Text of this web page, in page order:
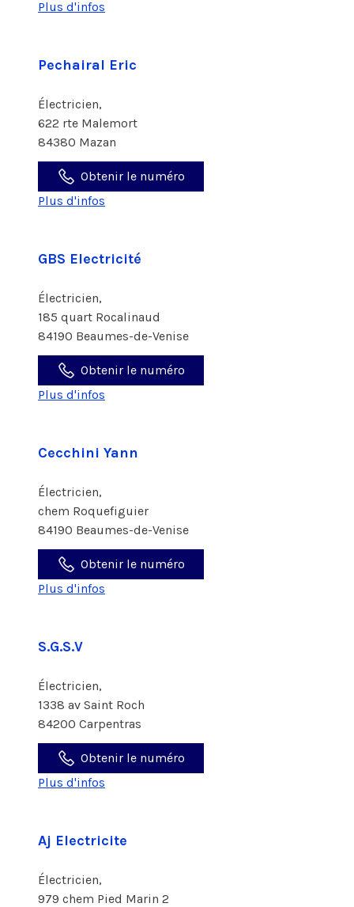
Plus d'infos
Pechairal Eric
Électricien,
622 rte Malemort
84380 Mazan
Obtenir le numéro
Plus d'infos
GBS Electricité
Électricien,
185 quart Rocalinaud
84190 Beaumes-de-Venise
Obtenir le numéro
Plus d'infos
Cecchini Yann
Électricien,
chem Roquefiguier
84190 Beaumes-de-Venise
Obtenir le numéro
Plus d'infos
S.G.S.V
Électricien,
1338 av Saint Roch
84200 Carpentras
Obtenir le numéro
Plus d'infos
Aj Electricite
Électricien,
979 chem Pied Marin 2